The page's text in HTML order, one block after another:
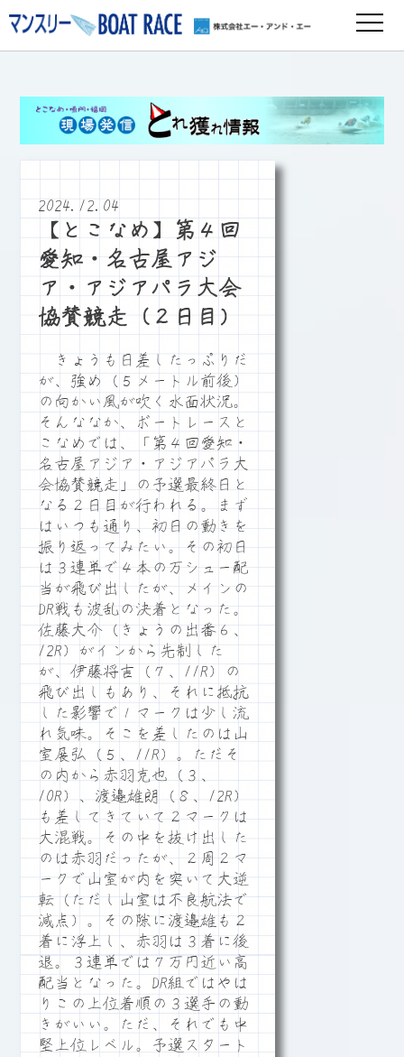
2024.12.04
【とこなめ】第４回
愛知・名古屋アジ
ア・アジアパラ大会
協賛競走（２日目）
きょうも日差したっぷりだ
が、強め（５メートル前後）
の向かい風が吹く水面状況。
そんななか、ボートレースと
こなめでは、「第４回愛知・
名古屋アジア・アジアパラ大
会協賛競走」の予選最終日と
なる２日目が行われる。まず
はいつも通り、初日の動きを
振り返ってみたい。その初日
は３連単で４本の万シュー配
当が飛び出したが、メインの
DR戦も波乱の決着となった。
佐藤大介（きょうの出番６、
12R）がインから先制した
が、伊藤将吉（７、11R）の
飛び出しもあり、それに抵抗
した影響で１マークは少し流
れ気味。そこを差したのは山
室展弘（５、11R）。ただそ
の内から赤羽克也（３、
10R）、渡邉雄朗（８、12R）
も差してきていて２マークは
大混戦。その中を抜け出した
のは赤羽だったが、２周２マ
ークで山室が内を突いて大逆
転（ただし山室は不良航法で
減点）。その隙に渡邉雄も２
着に浮上し、赤羽は３着に後
退。３連単では７万円近い高
配当となった。DR組ではやは
りこの上位着順の３選手の動
きがいい。ただ、それでも中
堅上位レベル。予選スタート